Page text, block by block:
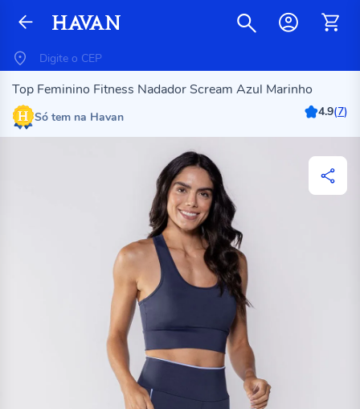
Top Feminino Fitness Nadador Scream Azul Marinho
Só tem na Havan 4.9(7)